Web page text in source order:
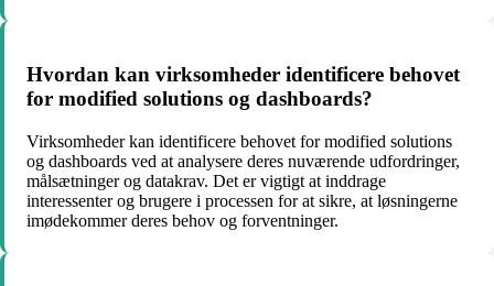
Hvordan kan virksomheder identificere behovet
for modified solutions og dashboards?
Virksomheder kan identificere behovet for modified solutions
og dashboards ved at analysere deres nuværende udfordringer,
målsætninger og datakrav. Det er vigtigt at inddrage
interessenter og brugere i processen for at sikre, at løsningerne
imødekommer deres behov og forventninger.